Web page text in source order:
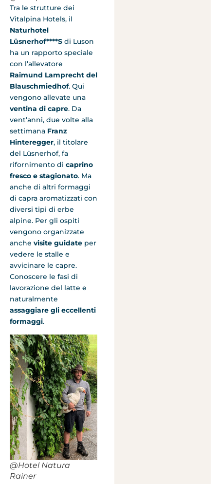
Tra le strutture dei
Vitalpina Hotels, il
Naturhotel
Lüsnerhof****S di Luson
ha un rapporto speciale
con l’allevatore
Raimund Lamprecht del
Blauschmiedhof. Qui
vengono allevate una
ventina di capre. Da
vent’anni, due volte alla
settimana Franz
Hinteregger, il titolare
del Lüsnerhof, fa
rifornimento di caprino
fresco e stagionato. Ma
anche di altri formaggi
di capra aromatizzati con
diversi tipi di erbe
alpine. Per gli ospiti
vengono organizzate
anche visite guidate per
vedere le stalle e
avvicinare le capre.
Conoscere le fasi di
lavorazione del latte e
naturalmente
assaggiare gli eccellenti
formaggi.
@Hotel Natura
Rainer